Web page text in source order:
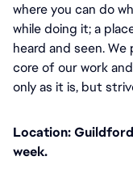
where you can do
while doing it; a
heard and seen.
core of our work
only as it is, but
Location:
week.